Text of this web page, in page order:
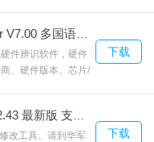
较。
新体验；欢迎来合
件辨识软件，硬件
、硬件版本、芯片/
器中标有黄色问
下载
改工具。请到华军
下载